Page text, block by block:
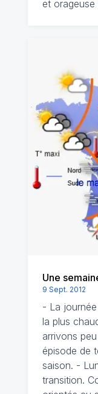
et
Une
9 Sept. 2012
- La
la plus
arrivons
épisode de
saison. -
transition.